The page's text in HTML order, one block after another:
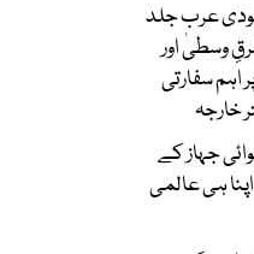
عرب جلد
وسطیٰ اور
اہم سفارتی
خارجہ
جہاز کے
ہی عالمی